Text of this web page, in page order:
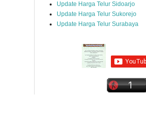
Update Harga Telur Sidoarjo
Update Harga Telur Sukorejo
Update Harga Telur Surabaya